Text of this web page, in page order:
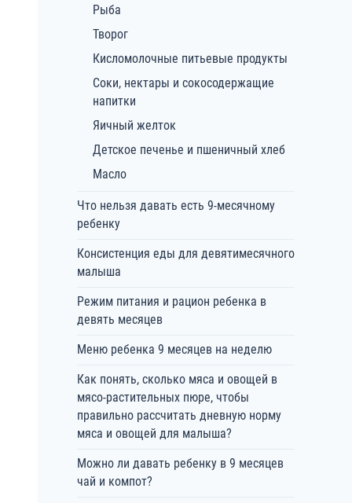
Рыба
Творог
Кисломолочные питьевые продукты
Соки, нектары и сокосодержащие
напитки
Яичный желток
Детское печенье и пшеничный хлеб
Масло
Что нельзя давать есть 9-месячному
ребенку
Консистенция еды для девятимесячного
малыша
Режим питания и рацион ребенка в
девять месяцев
Меню ребенка 9 месяцев на неделю
Как понять, сколько мяса и овощей в
мясо-растительных пюре, чтобы
правильно рассчитать дневную норму
мяса и овощей для малыша?
Можно ли давать ребенку в 9 месяцев
чай и компот?